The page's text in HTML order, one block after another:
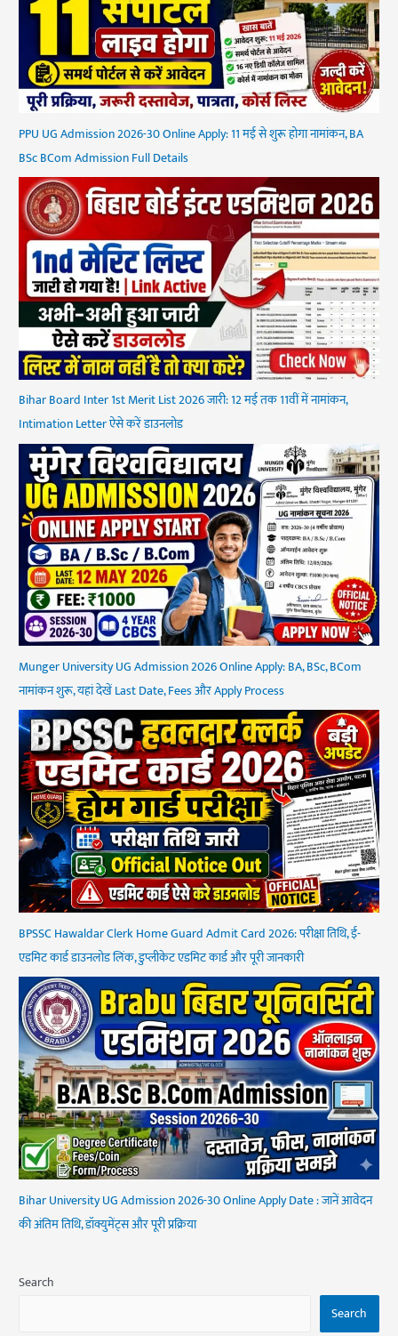
PPU UG Admission 2026-30 Online Apply: 11 मई से शुरू होगा नामांकन, BA
BSc BCom Admission Full Details
Bihar Board Inter 1st Merit List 2026 जारी: 12 मई तक 11वीं में नामांकन,
Intimation Letter ऐसे करें डाउनलोड
Munger University UG Admission 2026 Online Apply: BA, BSc, BCom
नामांकन शुरू, यहां देखें Last Date, Fees और Apply Process
BPSSC Hawaldar Clerk Home Guard Admit Card 2026: परीक्षा तिथि, ई-
एडमिट कार्ड डाउनलोड लिंक, डुप्लीकेट एडमिट कार्ड और पूरी जानकारी
Bihar University UG Admission 2026-30 Online Apply Date : जानें आवेदन
की अंतिम तिथि, डॉक्युमेंट्स और पूरी प्रक्रिया
Search
Search